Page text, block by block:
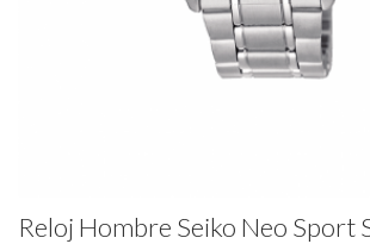
Reloj Hombre Seiko Neo Sport